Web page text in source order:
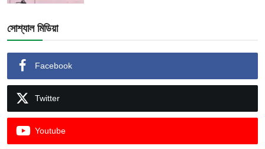
সোশ্যাল মিডিয়া
Facebook
Twitter
Youtube